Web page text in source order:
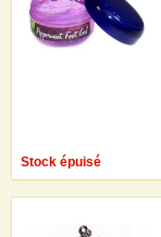
Stock épuisé